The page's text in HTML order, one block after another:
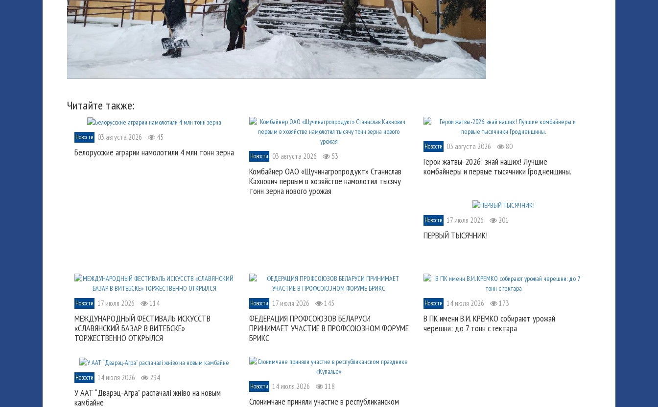
Читайте также:
Новости 03 августа 2026 45
Белорусские аграрии намолотили 4 млн тонн зерна Новости 03 августа 2026 53
Комбайнер ОАО «Щучинагропродукт» Станислав
Кахнович первым в хозяйстве намолотил тысячу
тонн зерна нового урожая
Новости 03 августа 2026 80
Герои жатвы-2026: знай наших! Лучшие
комбайнеры и первые тысячники Гродненщины.
Новости 17 июля 2026 201
ПЕРВЫЙ ТЫСЯЧНИК!
Новости 17 июля 2026 114
МЕЖДУНАРОДНЫЙ ФЕСТИВАЛЬ ИСКУССТВ
«СЛАВЯНСКИЙ БАЗАР В ВИТЕБСКЕ»
ТОРЖЕСТВЕННО ОТКРЫЛСЯ
Новости 17 июля 2026 145
ФЕДЕРАЦИЯ ПРОФСОЮЗОВ БЕЛАРУСИ
ПРИНИМАЕТ УЧАСТИЕ В ПРОФСОЮЗНОМ ФОРУМЕ
БРИКС
Новости 14 июля 2026 173
В ПК имени В.И. КРЕМКО собирают урожай
черешни: до 7 тонн с гектара
Новости 14 июля 2026 294
У ААТ “Дварэц-Агра” распачалі жніво на новым
камбайне
Новости 14 июля 2026 118
Слонимчане приняли участие в республиканском